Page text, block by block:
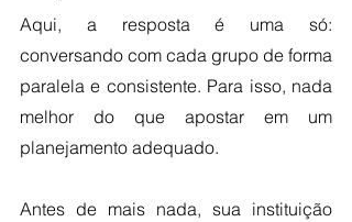
Aqui, a resposta é uma só:
conversando com cada grupo de forma
paralela e consistente. Para isso, nada
melhor do que apostar em um
planejamento adequado.
Antes de mais nada, sua instituição